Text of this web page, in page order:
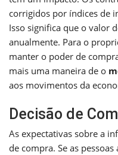
corrigidos por índices de
Isso significa que o valor
anualmente. Para o
manter o poder de
mais uma maneira de o
aos movimentos da
Decisão de
As expectativas sobre a
de compra. Se as